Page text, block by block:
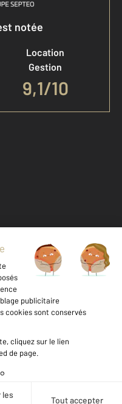
notée
Location
Gestion
9,1/10
cookies